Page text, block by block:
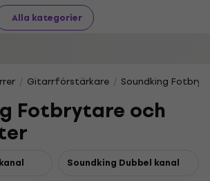
Alla kategorier
Gitarrförstärkare Soundking
Fotbrytare och
Soundking Dubbel kanal